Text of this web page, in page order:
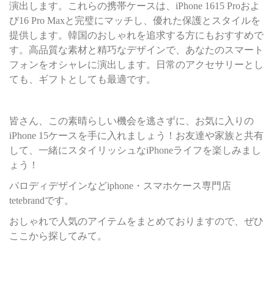
演出します。これらの携帯ケースは、iPhone 1615 Proおよ
び16 Pro Maxと完璧にマッチし、優れた保護とスタイルを
提供します。韓国のおしゃれを追求する方にもおすすめで
す。高品質な素材と精巧なデザインで、あなたのスマート
フォンをオシャレに演出します。日常のアクセサリーとし
ても、ギフトとしても最適です。
皆さん、この素晴らしい機会を逃さずに、お気に入りの
iPhone 15ケースを手に入れましょう！お友達や家族と共有
して、一緒にスタイリッシュなiPhoneライフを楽しみまし
ょう！
パロディデザインなどiphone・スマホケース専門店
tetebrandです。
おしゃれで人気のアイテムをまとめておりますので、ぜひ
ここから探してみて。